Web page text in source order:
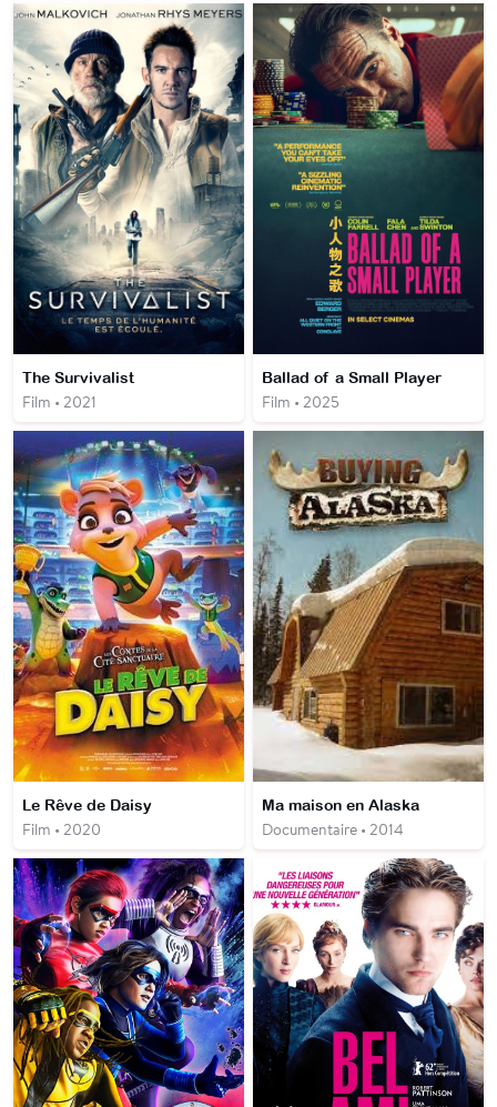
The Survivalist
Film • 2021
Ballad of a Small Player
Film • 2025
Le Rêve de Daisy
Film • 2020
Ma maison en Alaska
Documentaire • 2014